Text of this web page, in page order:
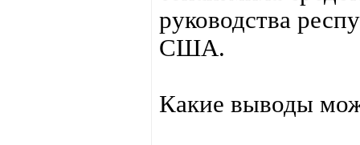
руководства
США.
Какие выводы